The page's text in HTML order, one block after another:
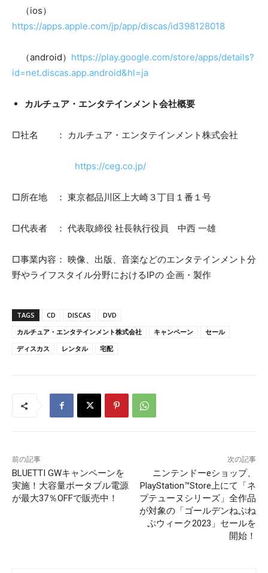
（ios）
https://apps.apple.com/jp/app/discas/id398128018
（android） https://play.google.com/store/apps/details?
id=net.discas.app.android&hl=ja
カルチュア・エンタテインメント会社概要
□社名 ： カルチュア・エンタテインメント株式会社
https://ceg.co.jp/
□所在地 ： 東京都品川区上大崎３丁目１番１号
□代表者 ： 代表取締役 社長執行役員 中西 一雄
□事業内容： 映像、出版、音楽などのエンタテインメント分
野やライフスタイル分野におけるIPの 企画・製作
TAGS CD DISCAS
DVD
カルチュア・エンタテインメント株式会社
キャンペーン
セール
ディスカス
レンタル 宅配
前の記事
BLUETTI GWキャンペーンを
実施！大容量ポータブル電源
が最大37％OFFで販売中！
次の記事
ニンテンドーeショップ、
PlayStation™Store上にて「ネ
プテューヌシリーズ」全作品
が対象の「ゴールデンねぷね
ぷウィーク2023」セールを
開始！